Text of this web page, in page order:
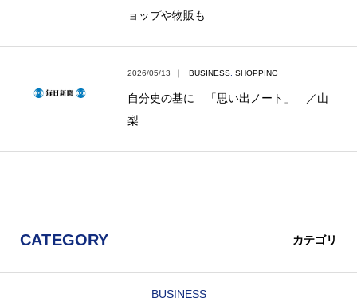
ョップや物販も
2026/05/13 ｜ BUSINESS SHOPPING
自分史の基に 「思い出ノート」 ／山
梨
CATEGORY カテゴリ
BUSINESS